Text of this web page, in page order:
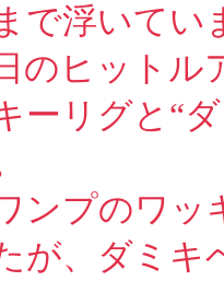
で浮いてい
のヒットル
ーリグと“
ンプのワッ
が、ダミキ